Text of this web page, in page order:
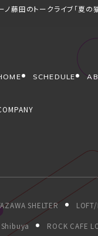
藤田のトークライブ「夏の
SCHEDULE
SHELTER
Shibuya ROCK CAFE